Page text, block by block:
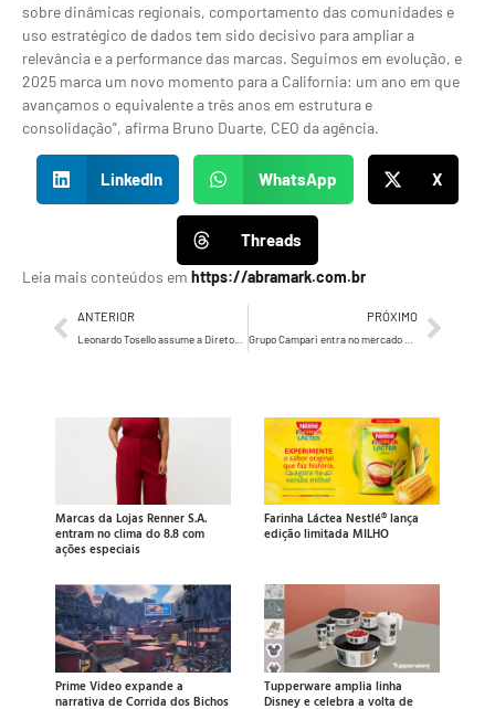
sobre dinâmicas regionais, comportamento das comunidades e
uso estratégico de dados tem sido decisivo para ampliar a
relevância e a performance das marcas. Seguimos em evolução, e
2025 marca um novo momento para a California: um ano em que
avançamos o equivalente a três anos em estrutura e
consolidação”, afirma Bruno Duarte, CEO da agência.
LinkedIn WhatsApp X
Threads
Leia mais conteúdos em https://abramark.com.br
ANTERIOR PRÓXIMO
Marcas da Lojas Renner S.A.
entram no clima do 8.8 com
ações especiais
Farinha Láctea Nestlé® lança
edição limitada MILHO
Prime Video expande a
narrativa de Corrida dos Bichos
Tupperware amplia linha
Disney e celebra a volta de